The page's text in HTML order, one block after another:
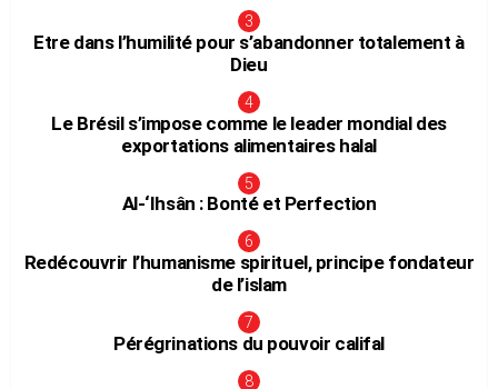
Etre dans l’humilité pour s’abandonner totalement à
Dieu
Le Brésil s’impose comme le leader mondial des
exportations alimentaires halal
Al-‘Ihsân : Bonté et Perfection
Redécouvrir l’humanisme spirituel, principe fondateur
de l’islam
Pérégrinations du pouvoir califal